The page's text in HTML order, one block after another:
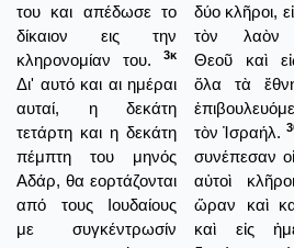
του και απέδωσε το
δίκαιον εις την
κληρονομίαν του.
3κ
Δι' αυτό και αι ημέραι
αυταί, η δεκάτη
τετάρτη και η δεκάτη
πέμπτη του μηνός
Αδάρ, θα εορτάζονται
από τους Ιουδαίους
με συγκέντρωσίν
δύο κλῆροι,
τὸν λαὸν
Θεοῦ καὶ
ὅλα τὰ
τὸν Ἰσραήλ.
συνέπεσαν
αὐτοὶ
ὥραν καὶ
καὶ εἰς